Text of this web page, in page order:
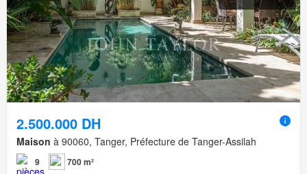
2.500.000 DH
Maison à 90060, Tanger, Préfecture de Tanger-Assilah
9 700 m²